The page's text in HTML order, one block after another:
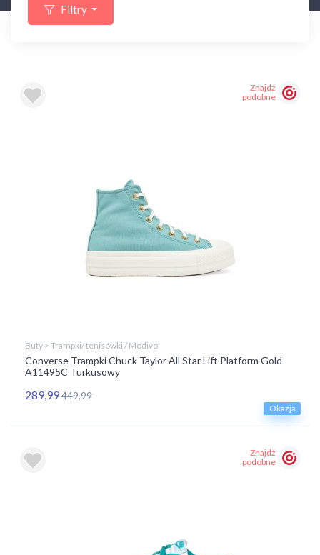
Filtry
Okazja
Znajdź
podobne
Buty > Trampki/ tenisówki / Modivo
Converse Trampki Chuck Taylor All Star Lift Platform Gold
A11495C Turkusowy
289,99449,99
Znajdź
podobne